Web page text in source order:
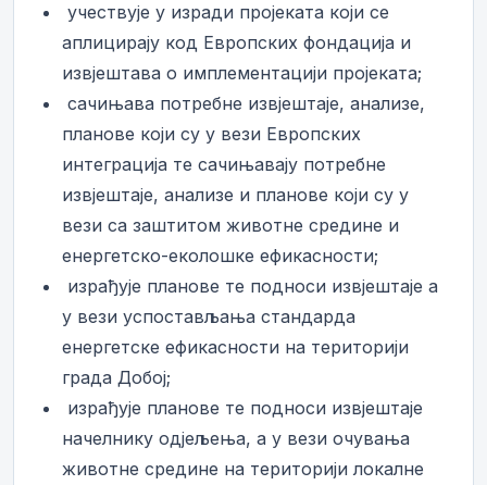
­ учествује у изради пројеката који се
аплицирају код Европских фондација и
извјештава о имплементацији пројеката;
­ сачињава потребне извјештаје, анализе,
планове који су у вези Европских
интеграција те сачињавају потребне
извјештаје, анализе и планове који су у
вези са заштитом животне средине и
енергетско-еколошке ефикасности;
­ израђује планове те подноси извјештаје а
у вези успостављања стандарда
енергетске ефикасности на територији
града Добој;
­ израђује планове те подноси извјештаје
начелнику одјељења, а у вези очувања
животне средине на територији локалне